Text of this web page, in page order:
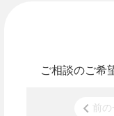
ご相談のご希
前の